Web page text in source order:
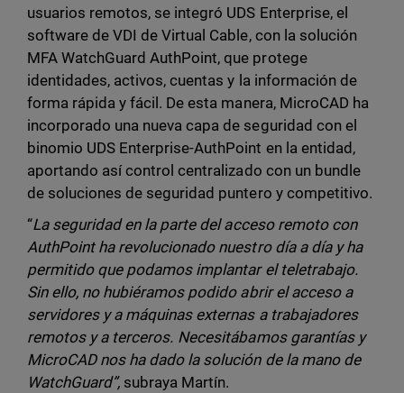
usuarios remotos, se integró UDS Enterprise, el
software de VDI de Virtual Cable, con la solución
MFA WatchGuard AuthPoint, que protege
identidades, activos, cuentas y la información de
forma rápida y fácil. De esta manera, MicroCAD ha
incorporado una nueva capa de seguridad con el
binomio UDS Enterprise-AuthPoint en la entidad,
aportando así control centralizado con un bundle
de soluciones de seguridad puntero y competitivo.
“La seguridad en la parte del acceso remoto con
AuthPoint ha revolucionado nuestro día a día y ha
permitido que podamos implantar el teletrabajo.
Sin ello, no hubiéramos podido abrir el acceso a
servidores y a máquinas externas a trabajadores
remotos y a terceros. Necesitábamos garantías y
MicroCAD nos ha dado la solución de la mano de
WatchGuard”, subraya Martín.